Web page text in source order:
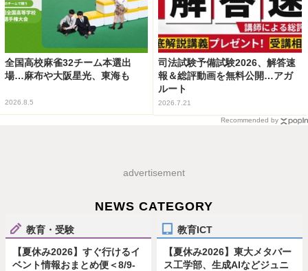
全国高校麻雀32チーム本選出
場…麻布や大阪星光、東海も
2026.8.5
司法試験予備試験2026、解答速
報＆総評動画を無料公開…アガ
ルート
2026.7.21
Recommended by
advertisement
NEWS CATEGORY
教育・受験
【夏休み2026】すぐ行けるイ
ベント情報おまとめ便＜8/9-
教育ICT
【夏休み2026】東大メタバー
ス工学部、生成AIなどジュニ